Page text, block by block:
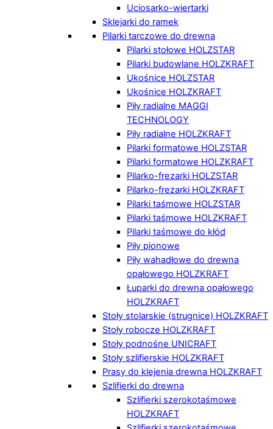
Uciosarko-wiertarki
Sklejarki do ramek
Pilarki tarczowe do drewna
Pilarki stołowe HOLZSTAR
Pilarki budowlane HOLZKRAFT
Ukośnice HOLZSTAR
Ukośnice HOLZKRAFT
Piły radialne MAGGI
TECHNOLOGY
Piły radialne HOLZKRAFT
Pilarki formatowe HOLZSTAR
Pilarki formatowe HOLZKRAFT
Pilarko-frezarki HOLZSTAR
Pilarko-frezarki HOLZKRAFT
Pilarki taśmowe HOLZSTAR
Pilarki taśmowe HOLZKRAFT
Pilarki taśmowe do kłód
Piły pionowe
Piły wahadłowe do drewna
opałowego HOLZKRAFT
Łuparki do drewna opałowego
HOLZKRAFT
Stoły stolarskie (strugnice) HOLZKRAFT
Stoły robocze HOLZKRAFT
Stoły podnośne UNICRAFT
Stoły szlifierskie HOLZKRAFT
Prasy do klejenia drewna HOLZKRAFT
Szlifierki do drewna
Szlifierki szerokotaśmowe
HOLZKRAFT